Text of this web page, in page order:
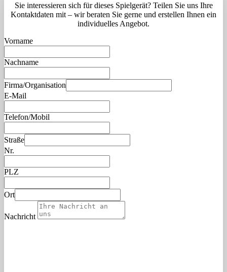
Sie interessieren sich für dieses Spielgerät? Teilen Sie uns Ihre
Kontaktdaten mit – wir beraten Sie gerne und erstellen Ihnen ein
individuelles Angebot.
Vorname
Nachname
Firma/Organisation
E-Mail
Telefon/Mobil
Straße
Nr.
PLZ
Ort
Nachricht